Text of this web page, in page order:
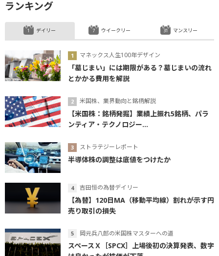
ランキング
デイリー
マネックス人生100年デザイン
「墓じまい」には期限がある？墓じまいの流れ
とかかる費用を解説
米国株、業界動向と銘柄解説
【米国株：銘柄発掘】業績上振れ5銘柄、パラ
ンティア・テクノロジー...
ストラテジーレポート
半導体株の調整は底値をつけたか
吉田恒の為替デイリー
【為替】120日MA（移動平均線）割れが示す円
売り取引の損失
岡元兵八郎の米国株マスターへの道
スペースＸ［SPCX］上場後初の決算発表、数字
ウイークリー マンスリー